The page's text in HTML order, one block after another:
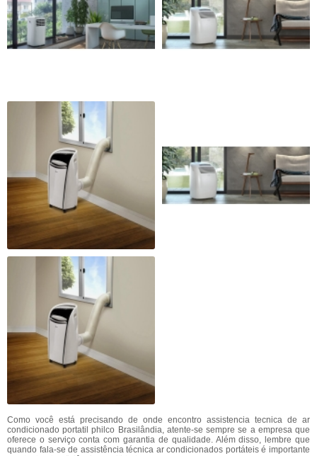
Como você está precisando de onde encontro assistencia tecnica de ar
condicionado portatil philco Brasilândia, atente-se sempre se a empresa que
oferece o serviço conta com garantia de qualidade. Além disso, lembre que
quando fala-se de assistência técnica ar condicionados portáteis é importante